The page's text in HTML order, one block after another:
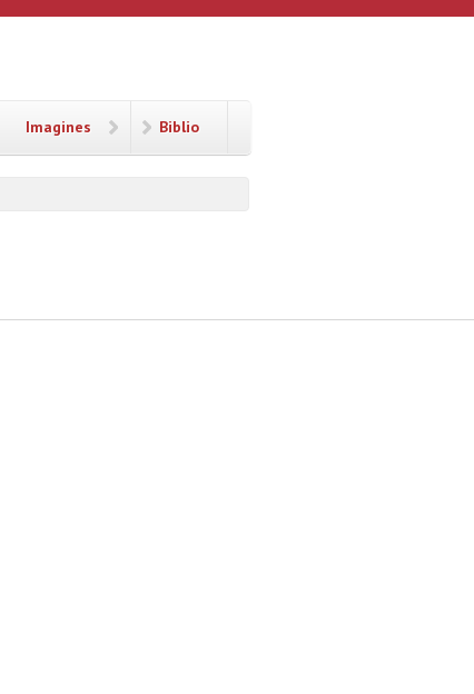
Imagines Biblio